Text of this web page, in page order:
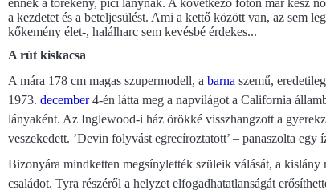
ennek a törékeny, pici lánynak. A következő fotón már kész
a kezdetet és a beteljesülést. Ami a kettő között van, az sem
kőkemény élet-, halálharc sem kevésbé érdekes...
A rút kiskacsa
A mára 178 cm magas szupermodell, a barna szemű,
1973. december4-én látta meg a napvilágot a California
lányaként. Az Inglewood-i ház örökké visszhangzott a
veszekedett. ’Devin folyvást egrecíroztatott’ – panaszolta
Bizonyára mindketten megsínylették szüleik válását, a
családot. Tyra részéről a helyzet elfogadhatatlanságát